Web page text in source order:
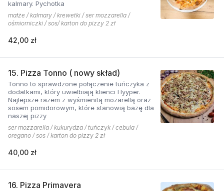
kalmary. Pychotka
małże / kalmary / krewetki / ser mozzarella /
ośmiorniczki / sos/ karton do pizzy 2 zł
42,00 zł
15. Pizza Tonno ( nowy skład)
Tonno to sprawdzone połączenie tuńczyka z
dodatkami, który uwielbiają klienci Hyyper.
Najlepsze razem z wyśmienitą mozarellą oraz
sosem pomidorowym, które stanowią bazę dla
naszej pizzy
ser mozzarella / kukurydza / tuńczyk / cebula /
oregano / sos / karton do pizzy 2 zł
40,00 zł
16. Pizza Primavera